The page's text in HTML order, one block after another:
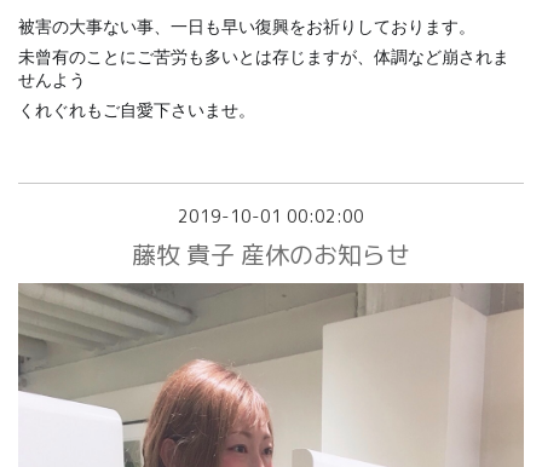
被害の大事ない事、一日も早い復興をお祈りしております。
未曾有のことにご苦労も多いとは存じますが、体調など崩されま
せんよう
くれぐれもご自愛下さいませ。
2019-10-01 00:02:00
藤牧 貴子 産休のお知らせ